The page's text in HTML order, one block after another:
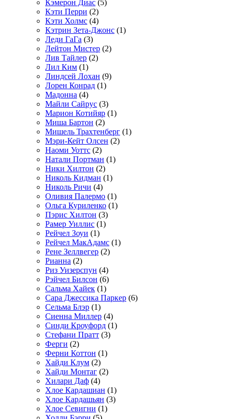
Кэмерон Диас (5)
Кэти Перри (2)
Кэти Холмс (4)
Кэтрин Зета-Джонс (1)
Леди ГаГа (3)
Лейтон Мистер (2)
Лив Тайлер (2)
Лил Ким (1)
Линдсей Лохан (9)
Лорен Конрад (1)
Мадонна (4)
Майли Сайрус (3)
Марион Котийяр (1)
Миша Бартон (2)
Мишель Трахтенберг (1)
Мэри-Кейт Олсен (2)
Наоми Уоттс (2)
Натали Портман (1)
Ники Хилтон (2)
Николь Кидман (1)
Николь Ричи (4)
Оливия Палермо (1)
Ольга Куриленко (1)
Пэрис Хилтон (3)
Рамер Уиллис (1)
Рейчел Зоуи (1)
Рейчел МакАдамс (1)
Рене Зеллвегер (2)
Рианна (2)
Риз Уизерспун (4)
Рэйчел Билсон (6)
Сальма Хайек (1)
Сара Джессика Паркер (6)
Сельма Блэр (1)
Сиенна Миллер (4)
Синди Кроуфорд (1)
Стефани Пратт (3)
Ферги (2)
Ферни Коттон (1)
Хайди Клум (2)
Хайди Монтаг (2)
Хилари Даф (4)
Хлое Кардашиан (1)
Хлое Кардашьян (3)
Хлое Севигни (1)